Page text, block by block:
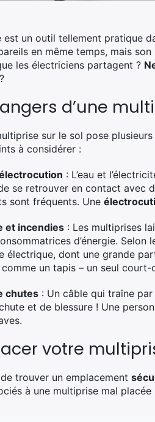
est un outil tellement pratique
en même temps, mais
les électriciens partagent ?
d’une
sur le sol pose
à considérer :
: L’eau et
se retrouver en contact avec
sont fréquents. Une
et incendies : Les multiprises
d’énergie. Selon
électrique, dont une grande
un tapis – un seul
chutes : Un câble qui traîne
et de blessure ! Une
votre
trouver un emplacement
à une multiprise mal placée